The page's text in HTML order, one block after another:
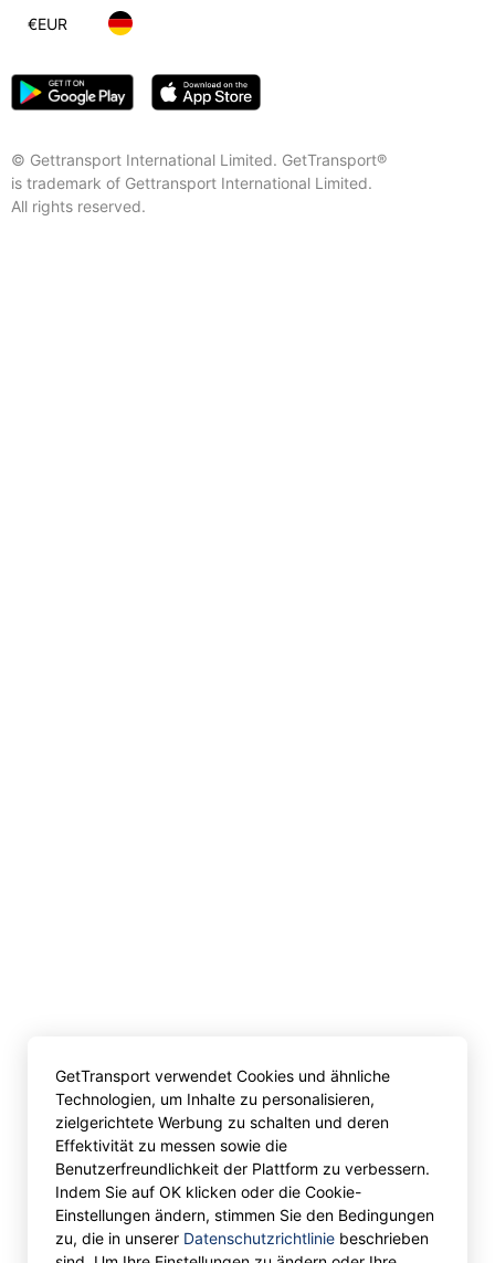
© Gettransport International Limited. GetTransport®
is trademark of Gettransport International Limited.
All rights reserved.
€EUR
GetTransport verwendet Cookies und ähnliche
Technologien, um Inhalte zu personalisieren,
zielgerichtete Werbung zu schalten und deren
Effektivität zu messen sowie die
Benutzerfreundlichkeit der Plattform zu verbessern.
Indem Sie auf OK klicken oder die Cookie-
Einstellungen ändern, stimmen Sie den Bedingungen
zu, die in unserer Datenschutzrichtlinie beschrieben